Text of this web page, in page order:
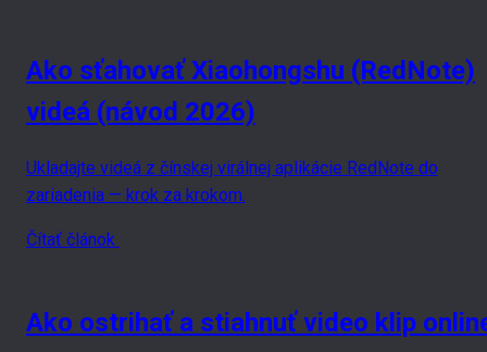
Ako sťahovať Xiaohongshu (RedNote)
videá (návod 2026)
Ukladajte videá z čínskej virálnej aplikácie RedNote do
zariadenia — krok za krokom.
Čítať článok
Ako ostrihať a stiahnuť video klip